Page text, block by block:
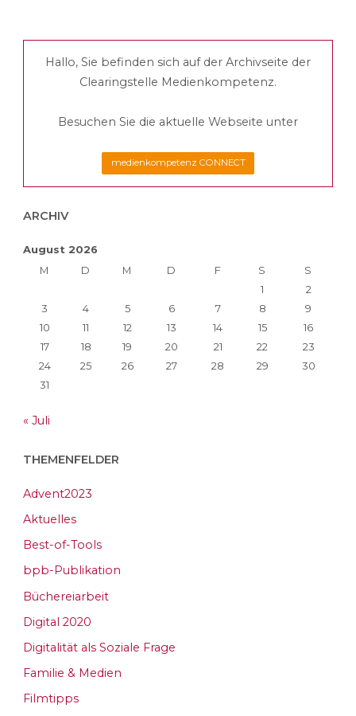
der
Beiträge
Hallo, Sie befinden sich auf der Archivseite der
Clearingstelle Medienkompetenz.
Besuchen Sie die aktuelle Webseite unter
medienkompetenz CONNECT
ARCHIV
August 2026
M
D M D F S
S
1
2
3
4 5 6 7 8
9
10
11 12 13 14 15
16
17
18 19 20 21 22
23
24
25 26 27 28 29
30
31
« Juli
THEMENFELDER
Advent2023
Aktuelles
Best-of-Tools
bpb-Publikation
Büchereiarbeit
Digital 2020
Digitalität als Soziale Frage
Familie & Medien
Filmtipps